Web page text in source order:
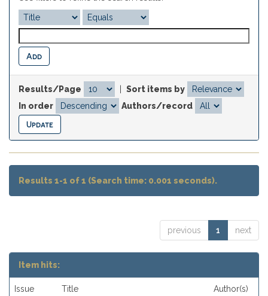
Results/Page
Sort items by
In order
Authors/record
Results 1-1 of 1 (Search time: 0.001 seconds).
previous 1 next
Item hits:
Issue
Title Author(s)